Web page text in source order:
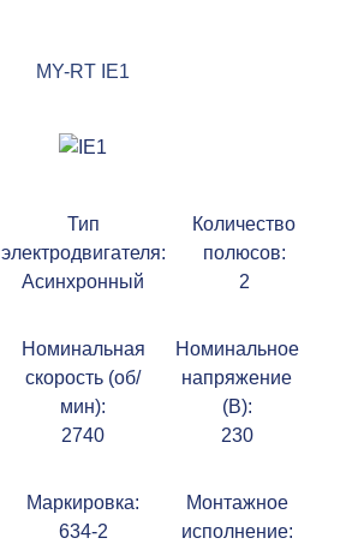
MY-RT IE1
Тип
электродвигателя:
Асинхронный
Количество
полюсов:
2
Номинальная
скорость (об/
мин):
2740
Номинальное
напряжение
(В):
230
Маркировка:
634-2
Монтажное
исполнение: